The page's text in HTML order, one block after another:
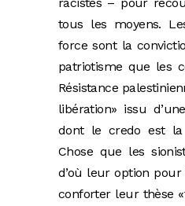
tous les moyens.
force sont la
patriotisme que les
Résistance
libération» issu
dont le credo est
Chose que les
d’où leur option
conforter leur thèse